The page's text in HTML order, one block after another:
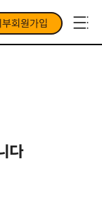
부회원가입
다